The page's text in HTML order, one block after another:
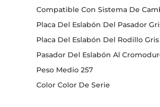
Compatible Con Sistema De
Placa Del Eslabón Del Pasador
Placa Del Eslabón Del Rodillo Gris
Pasador Del Eslabón Al
Peso Medio 257
Color Color De Serie